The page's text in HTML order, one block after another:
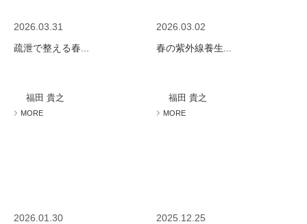
2026.03.31
疏泄で整える春...
福田 貴之
MORE
2026.03.02
春の紫外線養生...
福田 貴之
MORE
2026.01.30
2025.12.25